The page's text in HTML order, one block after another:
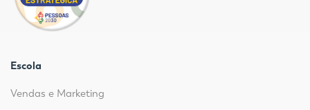
Escola
Vendas e Marketing